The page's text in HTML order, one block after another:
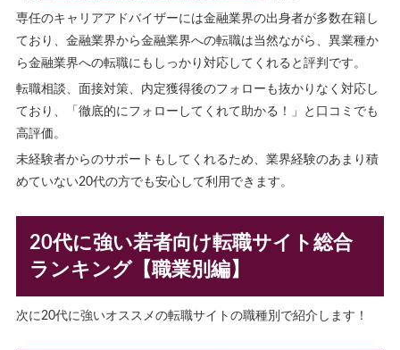
専任のキャリアアドバイザーには金融業界の出身者が多数在籍し
ており、金融業界から金融業界への転職は当然ながら、異業種か
ら金融業界への転職にもしっかり対応してくれると評判です。
転職相談、面接対策、内定獲得後のフォローも抜かりなく対応し
ており、「徹底的にフォローしてくれて助かる！」と口コミでも
高評価。
未経験者からのサポートもしてくれるため、業界経験のあまり積
めていない20代の方でも安心して利用できます。
20代に強い若者向け転職サイト総合
ランキング【職業別編】
次に20代に強いオススメの転職サイトの職種別で紹介します！